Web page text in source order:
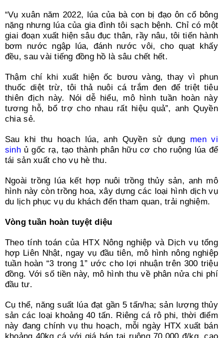
“Vụ xuân năm 2022, lúa của bà con bị đạo ôn cổ bông
nặng nhưng lúa của gia đình tôi sạch bệnh. Chỉ có một
giai đoạn xuất hiện sâu đục thân, rầy nâu, tôi tiến hành
bơm nước ngập lúa, đánh nước vôi, cho quạt khấy
đều, sau vài tiếng đồng hồ là sâu chết hết.
Thậm chí khi xuất hiện ốc bươu vàng, thay vì phun
thuốc diệt trừ, tôi thả nuôi cá trắm đen để triệt tiêu
thiên địch này. Nói dễ hiểu, mô hình tuần hoàn này
tương hỗ, bổ trợ cho nhau rất hiệu quả”, anh Quyền
chia sẻ.
Sau khi thu hoạch lúa, anh Quyền sử dụng men vi
sinh ủ gốc rạ, tạo thành phân hữu cơ cho ruộng lúa để
tái sản xuất cho vụ hè thu.
Ngoài trồng lúa kết hợp nuôi trồng thủy sản, anh mô
hình này còn trồng hoa, xây dựng các loại hình dịch vụ
du lịch phục vụ du khách đến tham quan, trải nghiệm.
Vòng tuần hoàn tuyệt diệu
Theo tính toán của HTX Nông nghiệp và Dịch vụ tổng
hợp Liên Nhật, ngay vụ đầu tiên, mô hình nông nghiệp
tuần hoàn “3 trong 1” ước cho lợi nhuận trên 300 triệu
đồng. Với số tiền này, mô hình thu về phân nửa chi phí
đầu tư.
Cụ thể, năng suất lúa đạt gần 5 tấn/ha; sản lượng thủy
sản các loại khoảng 40 tấn. Riêng cá rô phi, thời điểm
này đang chính vụ thu hoạch, mỗi ngày HTX xuất bán